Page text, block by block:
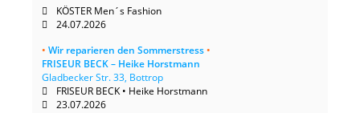
KÖSTER Men´s Fashion
24.07.2026
• Wir reparieren den Sommerstress•
FRISEUR BECK – Heike Horstmann
Gladbecker Str. 33, Bottrop
FRISEUR BECK • Heike Horstmann
23.07.2026